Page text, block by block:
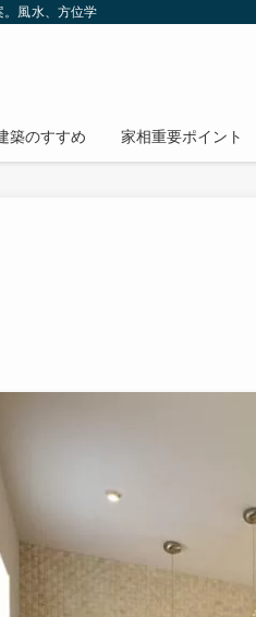
風水、方位学
築のすすめ 家相重要ポイント